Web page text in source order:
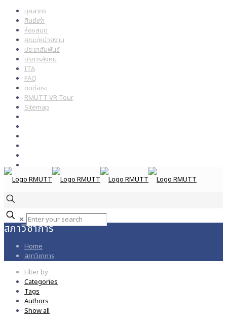
บุคลากร
ศิษย์เก่า
ห้องสมุด
คณะ/หน่วยงาน
ประชาสัมพันธ์
บริการสังคม
ITA
FAQ
ติดต่อเรา
RMUTT VR Tour
Sitemap
✕
สภาวิชาการ
Home
สภาวิชาการ
Filter by
Categories
Tags
Authors
Show all